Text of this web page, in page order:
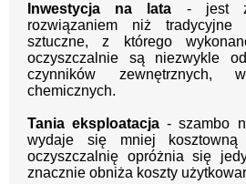
Inwestycja na lata - jest
rozwiązaniem niż tradycyjne
sztuczne, z którego
oczyszczalnie są niezwykle
czynników zewnętrznych,
chemicznych.
Tania eksploatacja - szambo
wydaje się mniej kosztowną
oczyszczalnię opróżnia się
znacznie obniża koszty